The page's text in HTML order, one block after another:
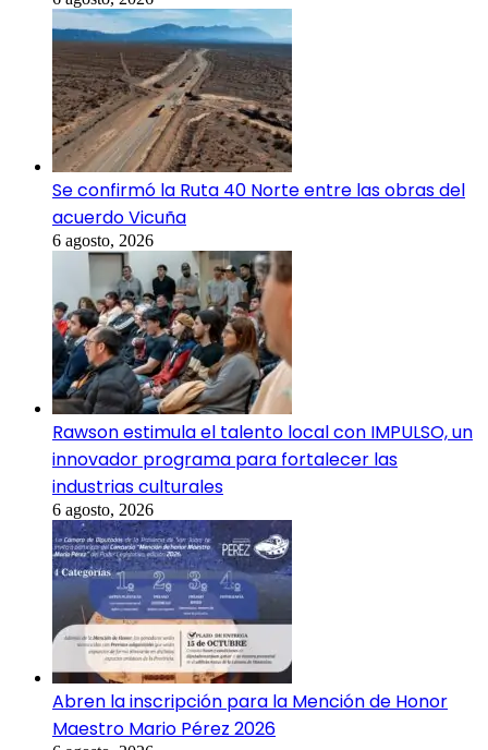
Se confirmó la Ruta 40 Norte entre las obras del
acuerdo Vicuña
6 agosto, 2026
Rawson estimula el talento local con IMPULSO, un
innovador programa para fortalecer las
industrias culturales
6 agosto, 2026
Abren la inscripción para la Mención de Honor
Maestro Mario Pérez 2026